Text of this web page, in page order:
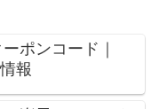
ポンコード｜
報